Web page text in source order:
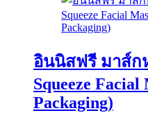
อินนิสฟรี มาส์ก
Squeeze Facial
Packaging)